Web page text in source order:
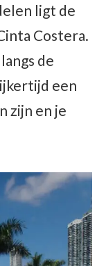
ligt de
Costera.
de
een
zijn en je